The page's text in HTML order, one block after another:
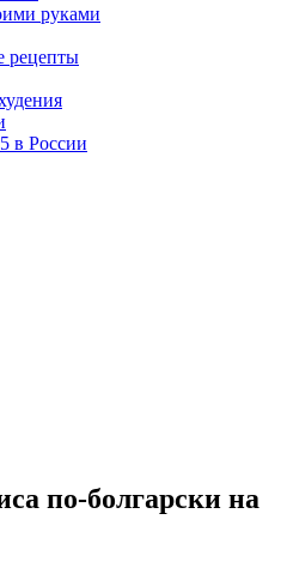
руками
рецепты
в России
по-болгарски на